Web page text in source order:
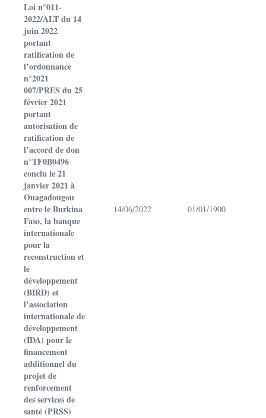
Loi n°011-
2022/ALT du 14
juin 2022
portant
ratification de
l’ordonnance
n°2021
007/PRES du 25
février 2021
portant
autorisation de
ratification de
l’accord de don
n°TF0B0496
conclu le 21
janvier 2021 à
Ouagadougou
entre le Burkina
Faso, la banque
internationale
pour la
reconstruction et
le
développement
(BIRD) et
l’association
internationale de
développement
(IDA) pour le
financement
additionnel du
projet de
renforcement
des services de
santé (PRSS)
14/06/2022 01/01/1900